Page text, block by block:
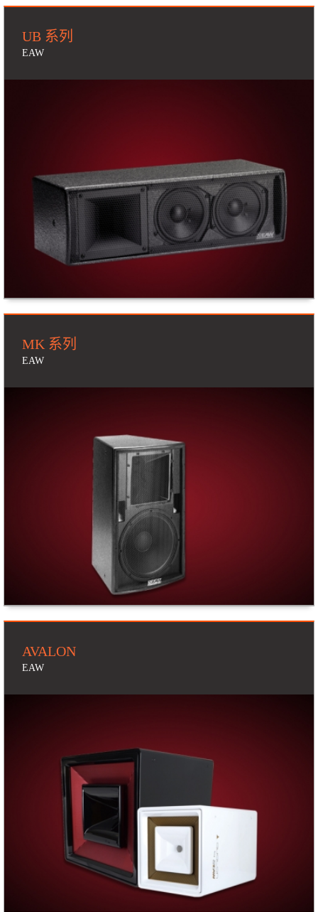
UB 系列
EAW
MK 系列
EAW
AVALON
EAW